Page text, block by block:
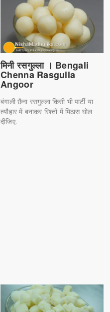
मिनी रसगुल्ला । Bengali
Chenna Rasgulla
Angoor
बंगाली छैना रसगुल्ला किसी भी पार्टी या
त्यौहार में बनाकर रिश्तों में मिठास घोल
दीजिए.